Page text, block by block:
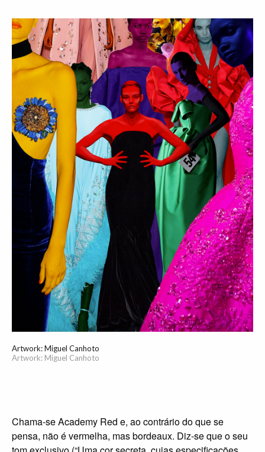
Artwork: Miguel Canhoto
Artwork: Miguel Canhoto
Chama-se Academy Red e, ao contrário do que se pensa, não é vermelha, mas bordeaux. Diz-se que o seu tom exclusivo (“Uma cor secreta, cujas especificações precisas os organizadores do espetáculo não revelam por medo de imitações”, de acordo com o LA Times) enaltece os famosos que por ela passam. E apesar do aparente aspeto aveludado, é feita a partir de nylon num moinho em Dalton, Geórgia, conhecida como a “Capital Mundial do Tapete.” Uma vez usada, é destruída “de forma não revelada” pela organização do evento. Desde 2008 que a American Turf & Carpet, uma divisão da Signature Systems Group, é a empresa responsável por a instalar. É necessária uma equipa de cerca de 18 trabalhadores e quase 900 horas/homem para montar cerca de 30 rolos de carpete, cujo total chega aos 286 quilos. O seu preço é proporcional à sua notoriedade: 23 mil euros, custos de instalação não incluídos. A passadeira vermelha dos Óscares — ou, se preferirmos, a mais famosa red carpet do planeta — parece indissociável da história do cinema. No entanto, ela apenas surgiu em 1961, quando a Academia de Artes e Ciências Cinematográficas decidiu adicioná-la como parte da cerimónia. Golpe de génio — tal como Sid Grauman, magnata do teatro, tinha previsto quando orquestrou a primeira grande estreia de Hollywood, em 1922, e colocou uma impressionante passadeira vermelha no Egyptian Theatre para exibição de Robin Hood. A red carpet tornou-se, quase imediatamente, num dos momentos mais esperados da transmissão televisiva dos Óscares. Não será exagerado afirmar que, hoje em dia, aquele desfile de brilho e glamour é responsável por boa parte das audiências do programa — a resposta à pergunta “O que é que ela tem vestido?” parece, por vezes, ser tão ou mais relevante do que o anúncio do vencedor da categoria X ou Y. Contudo, durante cerca de um ano e meio não foi preciso encomendar nenhum exemplar de Academy Red. A pandemia de COVID-19 obrigou à realização de um mini-evento em 2021, relegando a 93.a edição dos Óscares a uma nota de rodapé. Foi por isso com alegria e alívio que, em abril deste ano, o Dolby Theatre, em Los Angeles, recebeu os convidados para uma noite de festa. Como no final de uma longa batalha — não obstante a invasão russa da Ucrânia, semanas antes —, nomeados e outros convidados chegaram à passadeira vermelha com elevadíssimas doses de pizazz, numa celebração da vida e da beleza como há muito não se via: Billie Eilish, Serena Williams e Jessica Chastain (Gucci), Maggie Gyllenhaal (custom Schiaparelli), Megan Thee Stallion (Gaurav Gupta), Zoë Kravitz (Saint Laurent), Jada Pinkett Smith (Jean Paul Gaultier), Nicole Kidman (Armani), Olivia Colman (Dior), e Aunjanue Ellis (Versace) foram algumas das mais bem vestidas da noite, com vestidos que faziam lembrar o glamour de outros tempos. Será que a red carpet está finalmente de volta? É possível. Meses e meses de isolamento forçado. Dias a fio em que as únicas peças de roupa necessárias eram umas calças de fato de treino e uma sweater, já que o contacto com o exterior estava limitado. Não vamos lançar foguetes antes da hora, mas é bem provável que tão depressa não voltemos a querer sair à rua como o abominável homem das neves. A culpa não é nossa, claro. Somos apenas o produto da época em que vivemos. E a época em que vivemos esteve, durante anos, de costas voltadas para tudo o que rimasse com “protocolo”, focada que estava no minimalismo e seus derivados, obsessão que nos levou as peças com mais personalidade — nomeadamente os vestidos, compridos ou não, onde as lantejoulas, os veludos, os cetins e os brocados costumavam aparecer. Durante algumas temporadas, não fazer um esforço era considerado cool. Ai de quem tivesse a infeliz ideia de passar um batom vermelho e calçar uns saltos altos quando a ideia era trazer de volta o heroin chic ou elevar a deus da Moda um qualquer parente próximo do athleisure. Até que, forçados a conviver com a nossa própria fixação, nos vimos cansados de tanto “deixa andar” e percebemos que, afinal, um bocadinho de “dressing up” não faz mal a ninguém. É aqui que entra um conjunto de nomes do qual fazem parte Christopher John Rogers, LaQuan Smith, Nensi Dojaka ou a dupla Taller Marmo, cujas criações dão um novo significado à palavra eveningwear. São eles os responsáveis por desconstruir (uma vez mais) a nossa relação com a “roupa de sair à noite”, como que inspirados pelo glamour de outras épocas — Grace Jones, Bianca Jagger, Tina Turner, Marilyn Monroe, Elizabeth Taylor, Angelica Huston, as mulheres que inspiram estes designers tinham orgulho em praticar a máxima “mais nunca é demais.” Foram estes criadores que, a par com algumas marcas já estabelecidas, foram responsáveis pela recente lufada de ar fresco (revolução?) nos looks que agora vemos nas passadeiras vermelhas. A primeira mudança diz respeito à cor. Onde anteriormente encontrávamos apenas tons neutros (preto, azul noite, bege) vemos agora uma explosão digna do mais brilhante arco-íris: as cores néon, nomeadamente o rosa choque e o verde lima, são tão apropriadas para a red carpet como qualquer outra. Prova disso é o incrível Gucci que a cantora St. Vincent usou nos Grammys, ou o Maison Margiela que Gwen Stefani escolheu para a Met Gala — e que, como escreveu uma publicação americana, “se conseguia ver de Staten Island.” A segunda novidade é a introdução de capas/capuzes, algo que tem tanto de moderno como de empoderador, pela sensação de confiança que proporcio- na. Ver Tessa Thompson, uma das novas musas de Hollywood, no Festival de Veneza com um minivestido vermelho Elie Saab — que incluía ainda um capuz amovível que se estendia da cintura até ao ombro e uma gigantesca cauda que envolvia a atriz numa nuvem escarlate — foi uma espécie de sonho. Era ela que comandava o vestido, e não o contrário. A terceira mudança digna de registo é o regresso das costas. É preciso coragem para “despir as costas”, por isso esta sempre foi uma tendência à qual nunca foi dada muita importância. Renate Reinsve, protagonista do filme The Worst Person in the World, escolheu um estonteante Louis Vuitton sem costas para a cerimónia dos Óscares e provou que há ditados que nunca morrem: “As pessoas vão-te ver entrar na sala, mas lembrar-se-ão sempre de como a abandonas.” Há quem tenha vivido uma vida inteira com a noção exata do que é abandonar uma sala com as costas à mostra. “I never go outside unless I look like Joan Crawford, the movie star. If you want to see the girl next door, go next door” (“Nunca vou à rua a menos que pareça Joan Crawford, a estrela de cinema. Se queres ver a rapariga do lado, vai à porta do lado”), dizia a própria Joan Crawford, que raramente era vista sem o equivalente a duas horas na cadeira de maquilhagem. E se os hábitos de uma estrela de ci- nema lhe parecem demasiado exorbitantes, pergunte à sua avó ou a qualquer parente mais velha como se vestiu durante a Segunda Guerra Mundial. Em pleno conflito, o prazer de usar meias de nylon teve de ceder face à procura urgente deste material para fabricar paraquedas. Longe de renunciar totalmente a esse capricho, as mulheres pegaram nos lápis de sobrancelhas e desenharam linhas ao longo da parte de trás das pernas para dar a ilusão das costuras (hipersensuais) dos collants. Estaríamos dispostas a isso em 2022? Definitivamente não. A introdução do pronto-a-vestir, em meados do século passado, provocou a massificação das tendências, a cópia e a banalização das modas. A roupa deixou de ser elitista e passou a ser democrática. Resultado? O estilo, que até então era algo inegociável, passou a ser acessível e “vendável”; o glamour deixou de ser relevante e tornou-se algo ambíguo; a Moda tornou-se fútil, desinteressante, impessoal; a criatividade sumiu-se, tantas que passaram a ser as exigências da sociedade de consumo; a originalidade deu lugar ao plágio e ao constante déjà-vu. O novo milénio glamorizou — e esta é uma expressão interessante — o uso despreocupado de chinelos de praia em plena metrópole e aplaudiu os jeans rasgados e deslavados em locais de culto. Em menos de cem anos, fomos de um extremo ao outro: deixámos de andar impecavelmente vestidos para, em nome de um conforto qualquer, aplaudirmos o desmazelo. Deixámos de ter tempo para nós e para o glamour, que ficou fechado numa televisão a preto e branco. Até agora. Entre os momentos que prometem ficar para a história da Moda deste ano — independentemente do que vier a acontecer nas primei- ras semanas de dezembro, claro, quanto a isso nada podemos fazer —, dois são particularmente impressionantes: no final de novembro, Dua Lipa participou num dos últimos concertos da tour final de Elton John, ao qual chegou num magnífico Balenciaga em tafetá de seda preto com uma gigantesca (maravilhosa, incrível) cauda — uma recriação da peça originalmente usada por Nicole Kidman na apresentação da coleção couture 2021 da maison —, coordenado com os já famosos pantaleggings, uma das mais copiadas invenções de Demna, luvas compridas e joias Bulgari; meses antes, em setembro, Lizzo aterrou na passadeira vermelha dos Emmys num impressionante vestido de tule Giambattista Valli, cujas camadas acrescentavam ainda mais dramatismo à sua já intensa cor — carmesim. Numa hipotética lista de “most glamorous of the year” ainda caberiam os nomes de Zendaya, que deu consecutivas lições de estilo em todas as suas aparições (nomeadamente na after-party dos Emmys, onde surgiu num Valentino ultra-sexy), Lady Gaga, uma visão da golden age de Hollywood em Ralph Lauren, nos BAFTA, ou Hailey Bieber, elegantíssima num shawl Saint Laurent marfim, na Met Gala. Não será uma escolha consensual, evidentemente, até porque muitas celebridades “obrigatórias” ficam de fora — onde estão Zoë Kravitz, Lily James,